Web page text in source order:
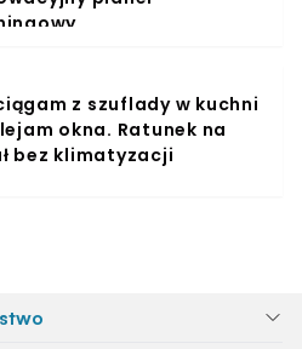
z szuflady w kuchni
okna. Ratunek na
bez klimatyzacji